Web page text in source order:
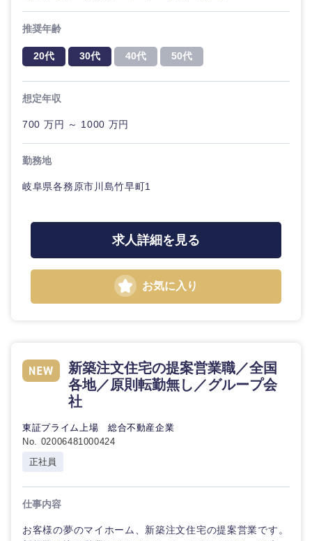
中国・四国地方
香川県 愛媛県
高知県
推奨年齢
20代 30代 40代 50代
想定年収
700 万円 ～ 1000 万円
勤務地
岐阜県各務原市川島竹早町1
求人詳細を見る
お気に入り
新築注文住宅の提案営業職／全国
各地／原則転勤無し／グループ会
社
東証プライム上場 総合不動産企業
No. 02006481000424
正社員
仕事内容
お客様の夢のマイホーム、新築注文住宅の提案営業です。